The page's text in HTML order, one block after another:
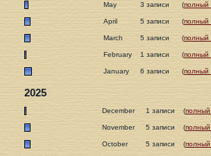
May 3 записи (полный
April 5 записи (полный
March 5 записи (полный
February 1 записи (полный
January 6 записи (полный
2025
December 1 записи (
November 5 записи (
October 5 записи (